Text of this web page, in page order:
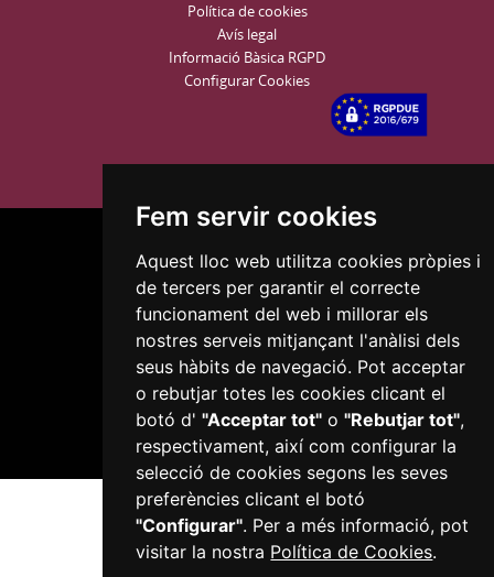
Fem servir cookies
Aquest lloc web utilitza cookies pròpies i
de tercers per garantir el correcte
funcionament del web i millorar els
nostres serveis mitjançant l'anàlisi dels
seus hàbits de navegació. Pot acceptar
o rebutjar totes les cookies clicant el
botó d'"Acceptar tot" o"Rebutjar tot",
respectivament, així com configurar la
selecció de cookies segons les seves
preferències clicant el botó
"Configurar". Per a més informació, pot
visitar la nostra Política de Cookies.
Política de cookies
Avís legal
Informació Bàsica RGPD
Configurar Cookies
Plaça del Mercadal · 43201 Reus
977 010 010
ajuntament@reus.cat|reus.cat